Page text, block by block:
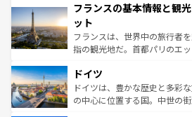
ませてくれるイタリアで、忘
なお、新着のイタリア情報は
しい。
文化が根付くこの国では、情
れる闘牛、そして美味しいタ
る。首都マドリードの洗練さ
アートに溢れた街角から、地
せる。地方によって風土や気
性で訪
ンテンツ一覧を参照してほし
フランスの基本情報と観
ット
フランスは、世界中の旅行者
指の観光地だ。首都パリのエ
で、幅広い魅力が詰まってい
聖堂、美しいビーチ、そして
から魅了する。また、フラン
ドイツ
ドイツは、豊かな歴史と多彩
の中心に位置する国。中世の